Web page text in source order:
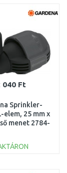
040 Ft
Sprinkler-
elem, 25 mm x
menet 2784-